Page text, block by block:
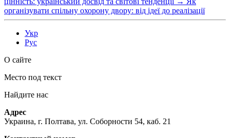
організувати спільну охорону двору: від ідеї до реалізації
Укр
Рус
О сайте
Место под текст
Найдите нас
Адрес
Украина, г. Полтава, ул. Соборности 54, каб. 21